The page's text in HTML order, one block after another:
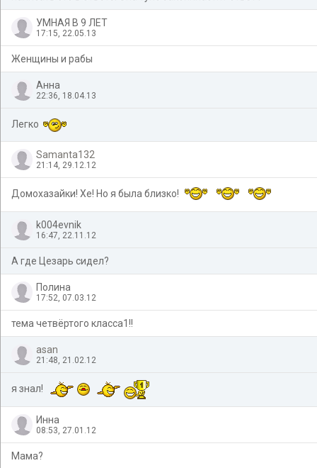
УМНАЯ В 9 ЛЕТ
17:15, 22.05.13
Женщины и рабы
Анна
22:36, 18.04.13
Легко
Samanta132
21:14, 29.12.12
Домохазайки! Хе! Но я была близко!
k004evnik
16:47, 22.11.12
А где Цезарь сидел?
Полина
17:52, 07.03.12
тема четвёртого класса1!!
asan
21:48, 21.02.12
я знал!
Инна
08:53, 27.01.12
Мама?